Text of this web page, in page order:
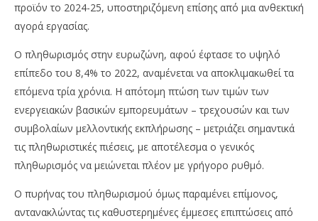
προϊόν το 2024-25, υποστηριζόμενη επίσης από μια ανθεκτική
αγορά εργασίας.
Ο πληθωρισμός στην ευρωζώνη, αφού έφτασε το υψηλό
επίπεδο του 8,4% το 2022, αναμένεται να αποκλιμακωθεί τα
επόμενα τρία χρόνια. Η απότομη πτώση των τιμών των
ενεργειακών βασικών εμπορευμάτων – τρεχουσών και των
συμβολαίων μελλοντικής εκπλήρωσης – μετριάζει σημαντικά
τις πληθωριστικές πιέσεις, με αποτέλεσμα ο γενικός
πληθωρισμός να μειώνεται πλέον με γρήγορο ρυθμό.
Ο πυρήνας του πληθωρισμού όμως παραμένει επίμονος,
αντανακλώντας τις καθυστερημένες έμμεσες επιπτώσεις από